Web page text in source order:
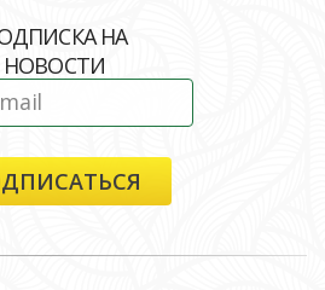
НА
НОВОСТИ